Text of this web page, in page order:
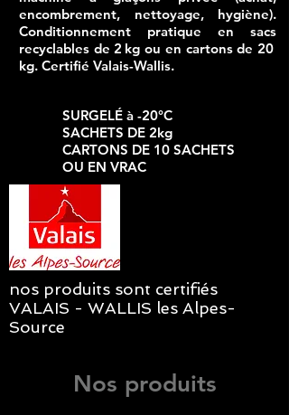
encombrement, nettoyage, hygiène).
Conditionnement pratique en sacs
recyclables de 2 kg ou en cartons de 20
kg. Certifié Valais-Wallis.
SURGELÉ à -20°C
SACHETS DE 2kg
CARTONS DE 10 SACHETS
OU EN VRAC
nos produits sont certifiés
VALAIS - WALLIS les Alpes-
Source
Nos produits